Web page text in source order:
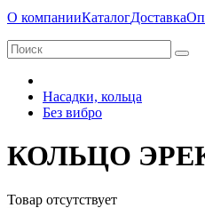
О компанииКаталогДоставка
Насадки, кольца
Без вибро
КОЛЬЦО
Товар отсутствует